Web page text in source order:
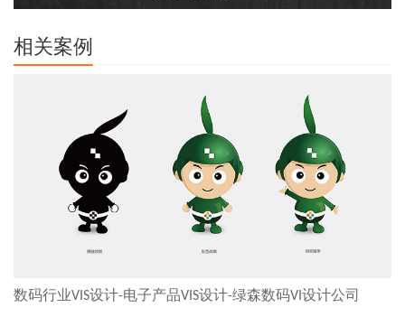
相关案例
数码行业VIS设计-电子产品VIS设计-绿森数码VI设计公司